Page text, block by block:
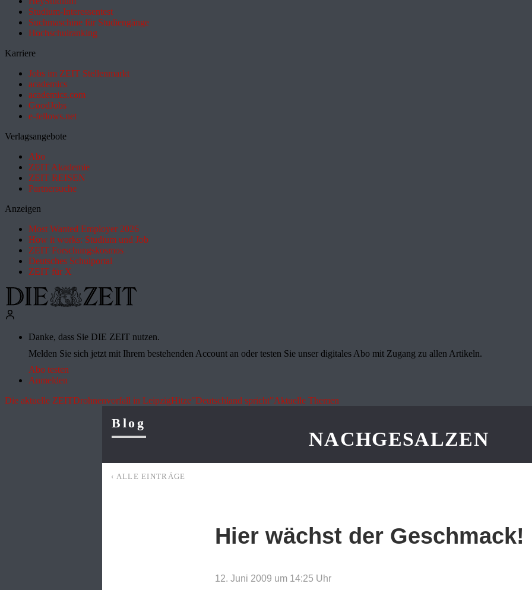
Studium-Interessentest
Suchmaschine für Studiengänge
Hochschulranking
Karriere
Jobs im ZEIT Stellenmarkt
academics
academics.com
GoodJobs
e-fellows.net
Verlagsangebote
Abo
ZEIT Akademie
ZEIT REISEN
Partnersuche
Anzeigen
Most Wanted Employer 2026
How it works: Studium und Job
ZEIT Forschungskosmos
Deutsches Schulportal
ZEIT für X
Danke, dass Sie DIE ZEIT nutzen.
Melden Sie sich jetzt mit Ihrem bestehenden Account an oder testen Sie unser digitales Abo mit Zugang zu allen Artikeln.
Abo testen
Anmelden
Die aktuelle ZEITDrohnenvorfall in LeipzigHitze"Deutschland spricht"Aktuelle Themen
Blog
NACHGESALZEN
‹ ALLE EINTRÄGE
Hier wächst der Geschmack!
12. Juni 2009 um 14:25 Uhr